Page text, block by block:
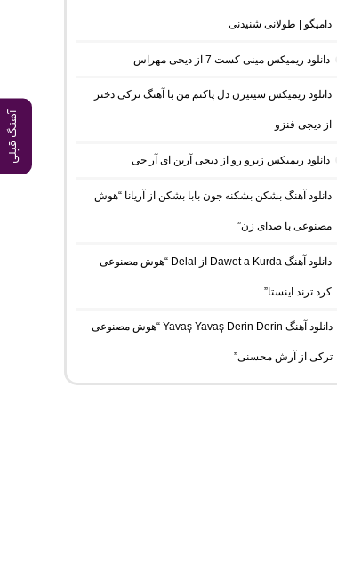
آهنگ قبلی
دامیگو | طولانی شنیدنی
دانلود ریمیکس مینی کست 7 از دیجی مهراس
دانلود ریمیکس سیتیزن دل پاکتم من با آهنگ ترکی دختر
از دیجی فنزو
دانلود ریمیکس زیرو رو از دیجی آرین ای آر جی
دانلود آهنگ بشکن بشکنه جون بابا بشکن از آریانا “هوش
مصنوعی با صدای زن”
دانلود آهنگ Dawet a Kurda از Delal “هوش مصنوعی
کرد ترند اینستا”
دانلود آهنگ Yavaş Yavaş Derin Derin “هوش مصنوعی
ترکی از آرش محسنی”